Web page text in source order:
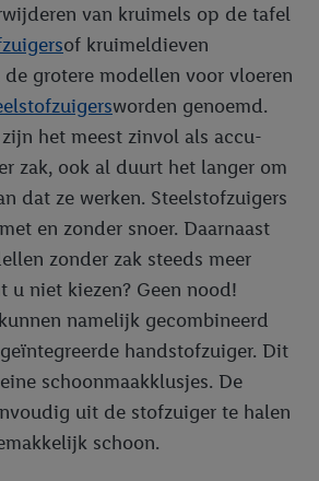
van kruimels op de tafel
of kruimeldieven
grotere modellen voor vloeren
worden genoemd.
het meest zinvol als accu-
zak, ook al duurt het langer om
dat ze werken. Steelstofzuigers
en zonder snoer. Daarnaast
zonder zak steeds meer
u niet kiezen? Geen nood!
namelijk gecombineerd
handstofzuiger. Dit
schoonmaakklusjes. De
uit de stofzuiger te halen
schoon.